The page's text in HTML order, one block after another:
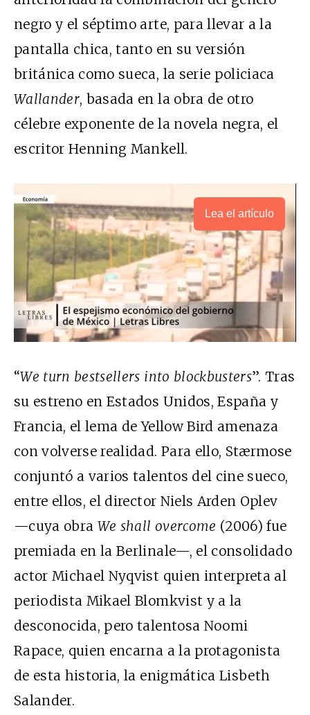
negro y el séptimo arte, para llevar a la
pantalla chica, tanto en su versión
británica como sueca, la serie policiaca
Wallander, basada en la obra de otro
célebre exponente de la novela negra, el
escritor Henning Mankell.
Lea el artículo
“We turn bestsellers into blockbusters”. Tras
su estreno en Estados Unidos, España y
Francia, el lema de Yellow Bird amenaza
con volverse realidad. Para ello, Stærmose
conjuntó a varios talentos del cine sueco,
entre ellos, el director Niels Arden Oplev
—cuya obra We shall overcome (2006) fue
premiada en la Berlinale—, el consolidado
actor Michael Nyqvist quien interpreta al
periodista Mikael Blomkvist y a la
desconocida, pero talentosa Noomi
Rapace, quien encarna a la protagonista
de esta historia, la enigmática Lisbeth
Salander.